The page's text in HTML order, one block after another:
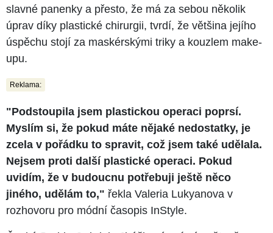
slavné panenky a přesto, že má za sebou několik
úprav díky plastické chirurgii, tvrdí, že většina jejího
úspěchu stojí za maskérskými triky a kouzlem make-
upu.
Reklama:
"Podstoupila jsem plastickou operaci poprsí.
Myslím si, že pokud máte nějaké nedostatky, je
zcela v pořádku to spravit, což jsem také udělala.
Nejsem proti další plastické operaci. Pokud
uvidím, že v budoucnu potřebuji ještě něco
jiného, udělám to," řekla Valeria Lukyanova v
rozhovoru pro módní časopis InStyle.